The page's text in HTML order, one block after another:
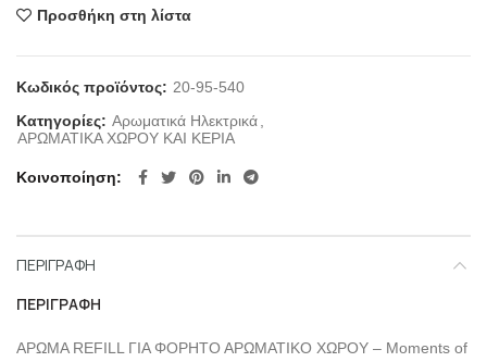
Προσθήκη στη λίστα
Κωδικός προϊόντος: 20-95-540
Κατηγορίες: Αρωματικά Ηλεκτρικά
ΑΡΩΜΑΤΙΚΑ ΧΩΡΟΥ ΚΑΙ ΚΕΡΙΑ
Κοινοποίηση
ΠΕΡΙΓΡΑΦΉ
ΠΕΡΙΓΡΑΦΉ
ΑΡΩΜΑ REFILL ΓΙΑ ΦΟΡΗΤΟ ΑΡΩΜΑΤΙΚΟ ΧΩΡΟΥ – Moments of